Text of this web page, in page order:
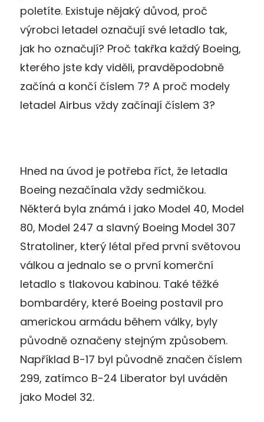
poletíte. Existuje nějaký důvod, proč
výrobci letadel označují své letadlo tak,
jak ho označují? Proč takřka každý Boeing,
kterého jste kdy viděli, pravděpodobně
začíná a končí číslem 7? A proč modely
letadel Airbus vždy začínají číslem 3?
Hned na úvod je potřeba říct, že letadla
Boeing nezačínala vždy sedmičkou.
Některá byla známá i jako Model 40, Model
80, Model 247 a slavný Boeing Model 307
Stratoliner, který létal před první světovou
válkou a jednalo se o první komerční
letadlo s tlakovou kabinou. Také těžké
bombardéry, které Boeing postavil pro
americkou armádu během války, byly
původně označeny stejným způsobem.
Například B-17 byl původně značen číslem
299, zatímco B-24 Liberator byl uváděn
jako Model 32.